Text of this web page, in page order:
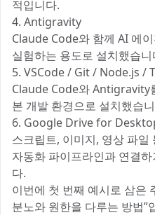
적입니다.
4. Antigravity
Claude Code와 함께 AI 에
실험하는 용도로 설치했습니
5. VSCode / Git / Node.js /
Claude Code와 Antigravity
본 개발 환경으로 설치했습
6. Google Drive for
스크립트, 이미지, 영상 파
자동화 파이프라인과 연결
다.
이번에 첫 번째 예시로 삼은
분노와 원한을 다루는 방법